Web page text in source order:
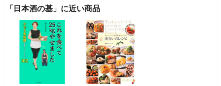
「日本酒の基」に近い商品